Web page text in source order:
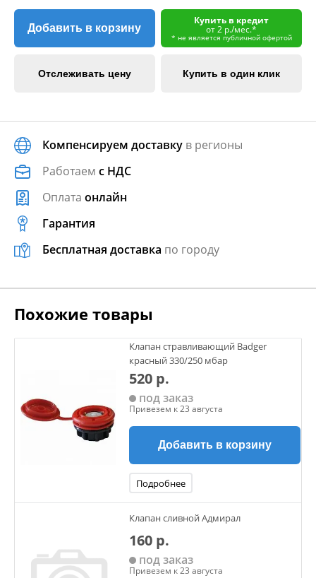
Добавить в корзину
Купить в кредит
от 2 р./мес.*
* не является публичной офертой
Отслеживать цену Купить в один клик
Компенсируем доставку в регионы
Работаем с НДС
Оплата онлайн
Гарантия
Бесплатная доставка по городу
Похожие товары
Клапан стравливающий Badger
красный 330/250 мбар
520 р.
под заказ
Привезем к 23 августа
Добавить в корзину
Подробнее
Клапан сливной Адмирал
160 р.
под заказ
Привезем к 23 августа